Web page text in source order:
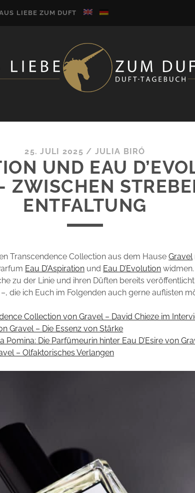
LIEBE ZUM DUFT
25. JULI 2025 / JULIA BIRÓ
UND EAU
ZWISCHEN
ENTFALTUNG
Transcendence Collection aus dem HauseGravel
Eau D’Aspiration und Eau D’Evolution
zu der Linie und ihren Düften bereits
die ich Euch im Folgenden auch gerne auflisten
Collection von Gravel – David Chieze im
Gravel – Die Essenz von Stärke
Pomina: Die Parfümeurin hinter Eau D’Esire von
– Olfaktorisches Verlangen